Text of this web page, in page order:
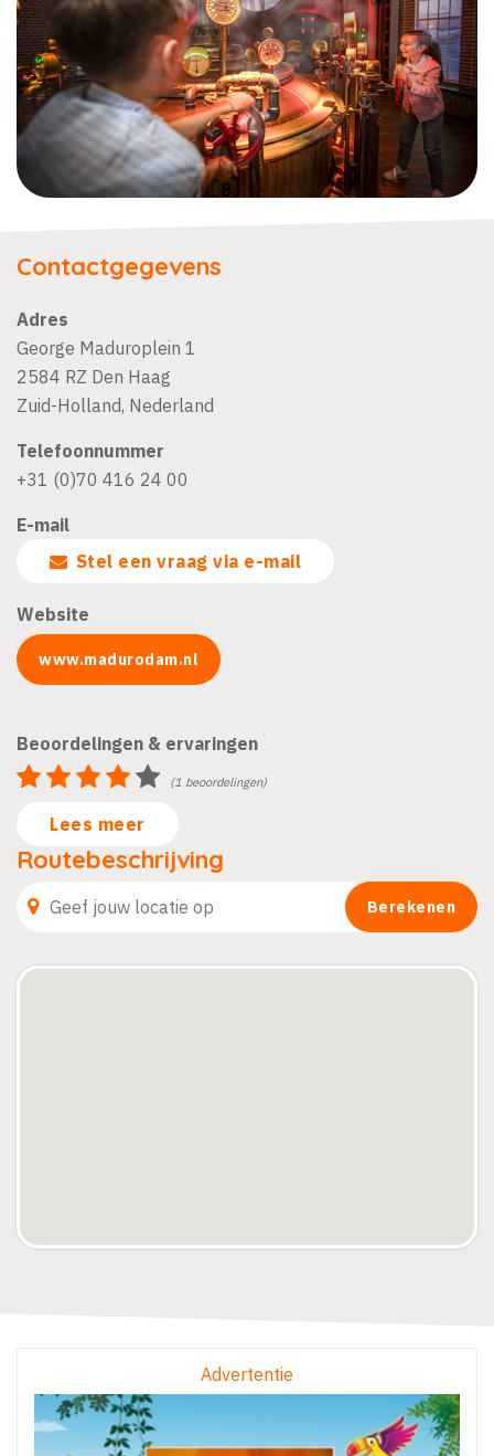
Contactgegevens
Adres
George Maduroplein 1
2584 RZ Den Haag
Zuid-Holland, Nederland
Telefoonnummer
+31 (0)70 416 24 00
E-mail
Stel een vraag via e-mail
Website
www.madurodam.nl
Beoordelingen & ervaringen
(1 beoordelingen)
Lees meer
Routebeschrijving
Advertentie